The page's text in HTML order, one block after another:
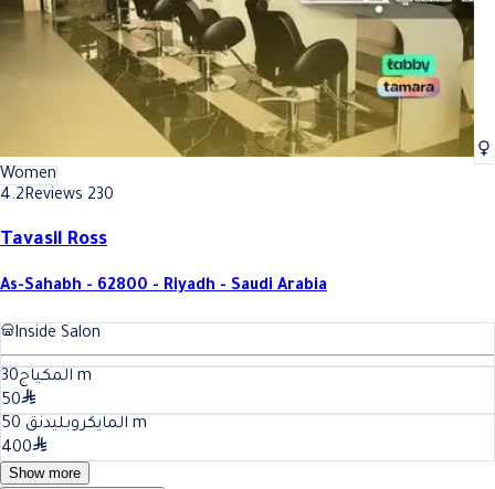
Women
4.2Reviews 230
Tavasil Ross
As-Sahabh - 62800 - Riyadh - Saudi Arabia
Inside Salon
المكياج30
m
50
المايكروبليدنق 50
m
400
Show more